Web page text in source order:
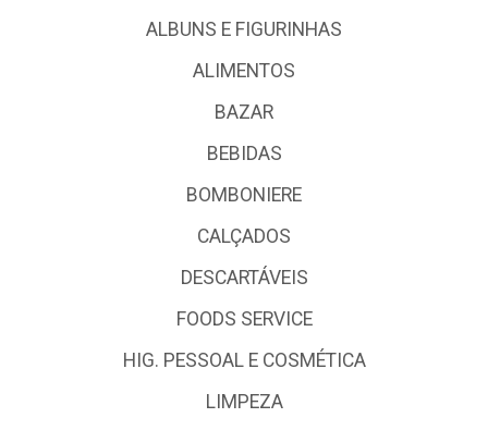
ALBUNS E FIGURINHAS
ALIMENTOS
BAZAR
BEBIDAS
BOMBONIERE
CALÇADOS
DESCARTÁVEIS
FOODS SERVICE
HIG. PESSOAL E COSMÉTICA
LIMPEZA